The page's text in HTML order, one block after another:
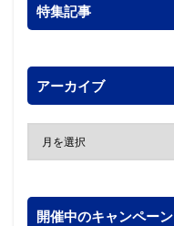
特集記事
アーカイブ
開催中のキャンペーン